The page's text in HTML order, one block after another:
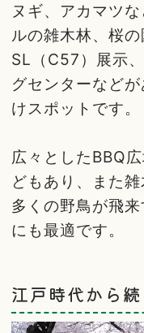
ヌギ、アカマツ
ルの雑木林、桜の
SL（C57）展示
グセンターなど
けスポットです。
広々としたBBQ
どもあり、また
多くの野鳥が飛
にも最適です。
江戸時代から